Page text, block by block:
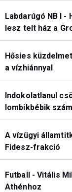
Labdarúgó NB I
lesz telt ház a
Hősies
a vízhiánnyal
Indokolatlanul
lombikbébik
A vízügyi
Fidesz-frakció
Futball - Vitális
Athénhoz